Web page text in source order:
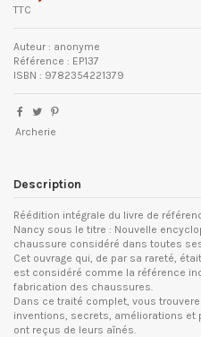
TTC
Auteur : anonyme
Référence : EP137
ISBN : 9782354221379
Archerie
Description
Réédition intégrale du livre de
Nancy sous le titre : Nouvelle
chaussure considéré dans toutes
Cet ouvrage qui, de par sa rareté,
est considéré comme la référence
fabrication des chaussures.
Dans ce traité complet, vous
inventions, secrets, améliorations
ont reçus de leurs aînés.